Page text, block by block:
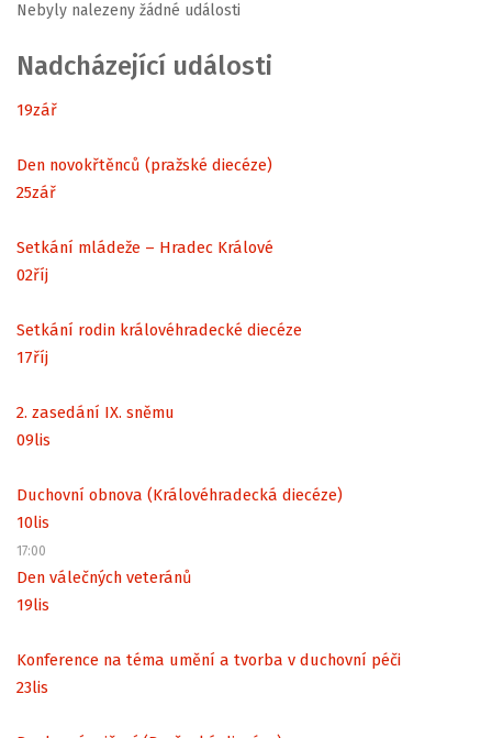
Nebyly nalezeny žádné události
Nadcházející události
19zář
Den novokřtěnců (pražské diecéze)
25zář
Setkání mládeže – Hradec Králové
02říj
Setkání rodin královéhradecké diecéze
17říj
2. zasedání IX. sněmu
09lis
Duchovní obnova (Královéhradecká diecéze)
10lis
17:00
Den válečných veteránů
19lis
Konference na téma umění a tvorba v duchovní péči
23lis